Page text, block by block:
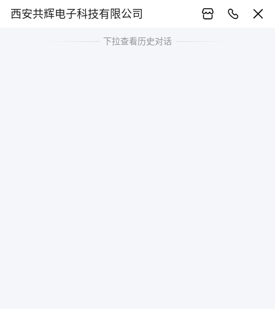
西安共辉电子科技有限公司
下拉查看历史对话